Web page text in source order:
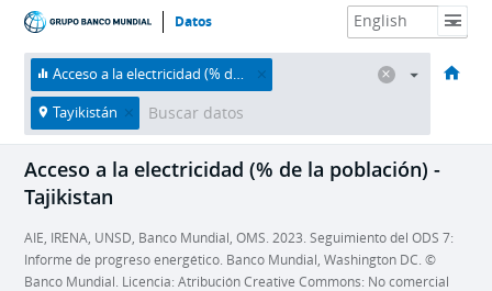
Datos
HOME Economías Temas Datos y recursos Sobre nosotros
Acceso a la electricidad (% de la población)
Tayikistán
Acceso a la electricidad (% de la población) -
Tajikistan
AIE, IRENA, UNSD, Banco Mundial, OMS. 2023. Seguimiento del ODS 7:
Informe de progreso energético. Banco Mundial, Washington DC. ©
Banco Mundial. Licencia: Atribución Creative Commons: No comercial